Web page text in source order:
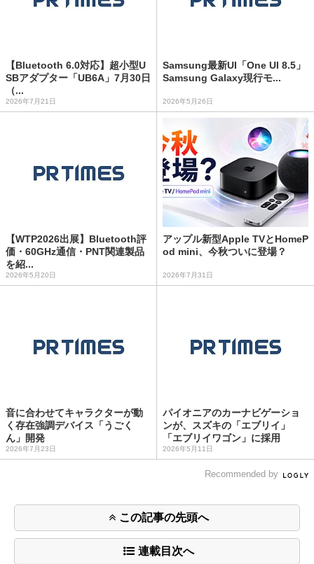
【Bluetooth 6.0対応】超小型U
SBアダプター「UB6A」7月30日
（...
2026年7月21日
Samsung最新UI「One UI 8.5」
Samsung Galaxy現行モ...
2026年5月26日
【WTP2026出展】Bluetooth評
価・60GHz通信・PNT関連製品
を紹...
2026年5月20日
アップル新型Apple TVとHomeP
od mini、今秋ついに登場？
2026年7月31日
音に合わせてキャラクターが動
く存在強調デバイス「うごく
ん」開発
2026年7月23日
パイオニアのカーナビゲーショ
ンが、スズキの「エブリイ」
「エブリイワゴン」に採用
2026年5月11日
Recommended by
この記事の先頭へ
連載目次へ